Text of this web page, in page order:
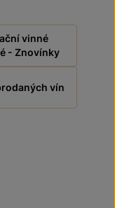
vinné
- Znovínky
vín